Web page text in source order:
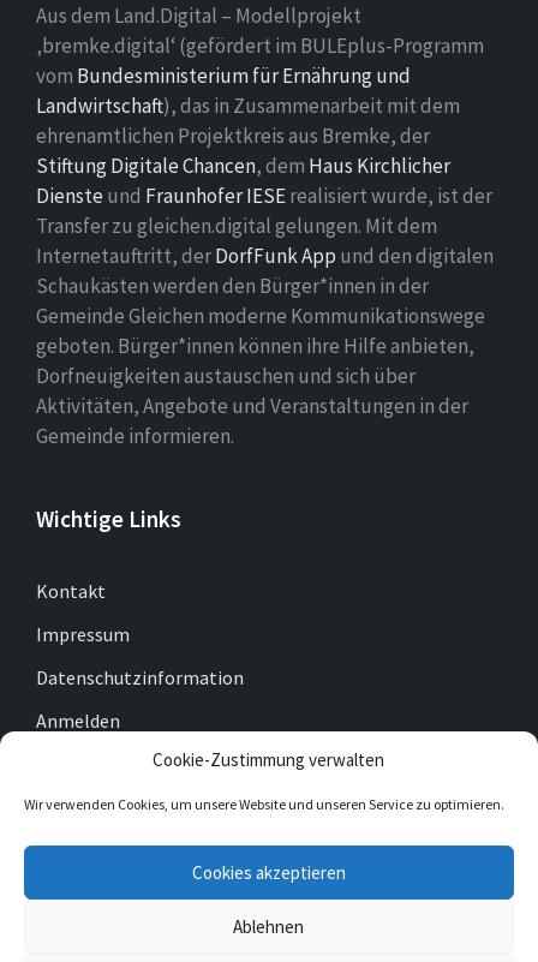
Cookie-Zustimmung verwalten
Wir verwenden Cookies, um unsere Website und unseren Service zu optimieren.
Cookies akzeptieren
Ablehnen
Aus dem Land.Digital – Modellprojekt
‚bremke.digital‘ (gefördert im BULEplus-Programm
vom Bundesministerium für Ernährung und
Landwirtschaft), das in Zusammenarbeit mit dem
ehrenamtlichen Projektkreis aus Bremke, der
Stiftung Digitale Chancen, dem Haus Kirchlicher
Dienste und Fraunhofer IESErealisiert wurde, ist der
Transfer zu gleichen.digital gelungen. Mit dem
Internetauftritt, derDorfFunk App und den digitalen
Schaukästen werden den Bürger*innen in der
Gemeinde Gleichen moderne Kommunikationswege
geboten. Bürger*innen können ihre Hilfe anbieten,
Dorfneuigkeiten austauschen und sich über
Aktivitäten, Angebote und Veranstaltungen in der
Gemeinde informieren.
Wichtige Links
Kontakt
Impressum
Datenschutzinformation
Anmelden
Cookie-Richtlinie (EU)
Facebook Twitter